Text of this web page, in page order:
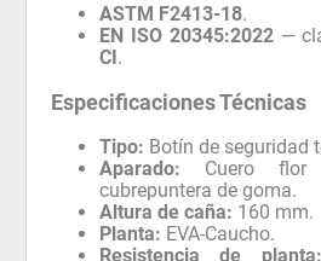
ASTM F2413-18.
EN ISO 20345:2022—
CI.
Especificaciones Técnicas
Tipo: Botín de seguridad
Aparado: Cuero flor
cubrepuntera de goma.
Altura de caña: 160 mm.
Planta: EVA-Caucho.
Resistencia de planta: